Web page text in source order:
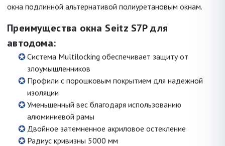
окна подлинной альтернативой полиуретановым окнам.
Преимущества окна Seitz S7P для
автодома:
Система Multilocking обеспечивает защиту от
злоумышленников
Профили с порошковым покрытием для надежной
изоляции
Уменьшенный вес благодаря использованию
алюминиевой рамы
Двойное затемненное акриловое остекление
Радиус кривизны 5000 мм